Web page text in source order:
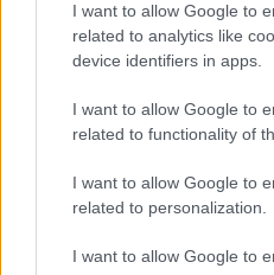
I want to allow Google to
related to analytics like
device identifiers in apps.
I want to allow Google to
related to functionality of
I want to allow Google to
related to personalization.
I want to allow Google to